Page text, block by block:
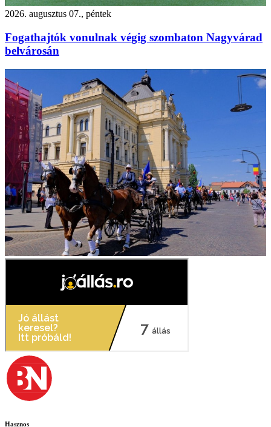
2026. augusztus 07., péntek
Fogathajtók vonulnak végig szombaton Nagyvárad
belvárosán
Hasznos